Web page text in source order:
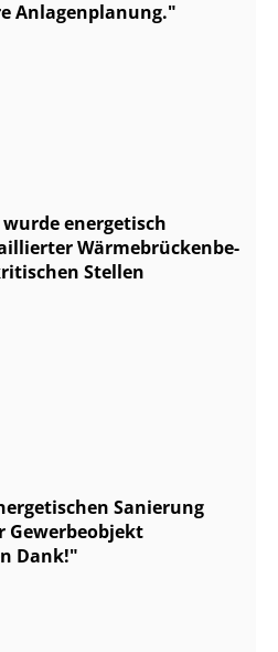
Anlagenplanung.
energetisch
Wär­me­brü­cken­be­
Stellen
Sanierung
Gewerbeobjekt
Dank!